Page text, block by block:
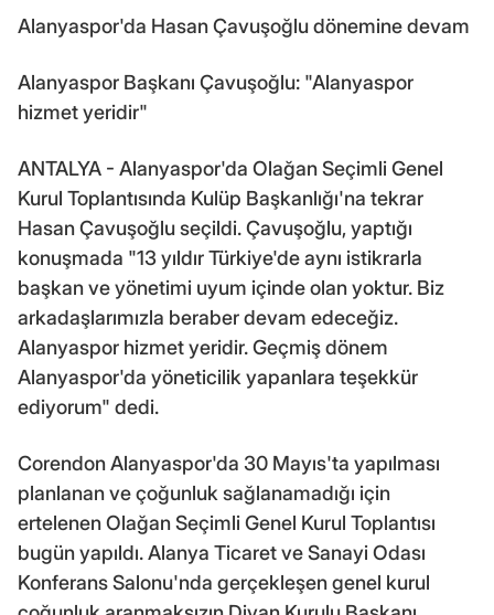
Alanyaspor'da Hasan Çavuşoğlu dönemine devam
Alanyaspor Başkanı Çavuşoğlu: "Alanyaspor
hizmet yeridir"
ANTALYA - Alanyaspor'da Olağan Seçimli Genel
Kurul Toplantısında Kulüp Başkanlığı'na tekrar
Hasan Çavuşoğlu seçildi. Çavuşoğlu, yaptığı
konuşmada "13 yıldır Türkiye'de aynı istikrarla
başkan ve yönetimi uyum içinde olan yoktur. Biz
arkadaşlarımızla beraber devam edeceğiz.
Alanyaspor hizmet yeridir. Geçmiş dönem
Alanyaspor'da yöneticilik yapanlara teşekkür
ediyorum" dedi.
Corendon Alanyaspor'da 30 Mayıs'ta yapılması
planlanan ve çoğunluk sağlanamadığı için
ertelenen Olağan Seçimli Genel Kurul Toplantısı
bugün yapıldı. Alanya Ticaret ve Sanayi Odası
Konferans Salonu'nda gerçekleşen genel kurul